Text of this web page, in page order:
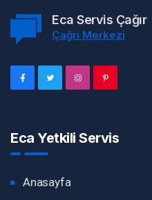
Eca Servis Çağır
Çağrı Merkezi
Eca Yetkili Servis
Anasayfa